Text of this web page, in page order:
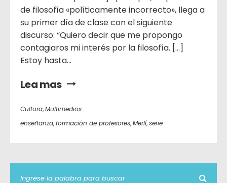
de filosofía «políticamente incorrecto», llega a
su primer día de clase con el siguiente
discurso: “Quiero decir que me propongo
contagiaros mi interés por la filosofía. […]
Estoy hasta...
Lea mas
Cultura,Multimedios
enseñanza,formación de profesores,Merlí,serie